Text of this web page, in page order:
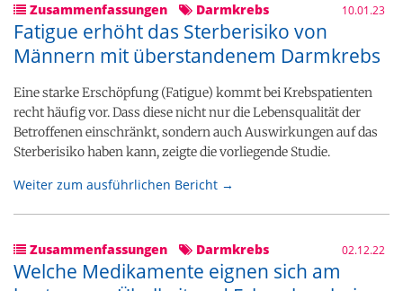
Zusammenfassungen Darmkrebs 10.01.23
Fatigue erhöht das Sterberisiko von
Männern mit überstandenem Darmkrebs
Eine starke Erschöpfung (Fatigue) kommt bei Krebspatienten
recht häufig vor. Dass diese nicht nur die Lebensqualität der
Betroffenen einschränkt, sondern auch Auswirkungen auf das
Sterberisiko haben kann, zeigte die vorliegende Studie.
Weiter zum ausführlichen Bericht →
Zusammenfassungen Darmkrebs 02.12.22
Welche Medikamente eignen sich am